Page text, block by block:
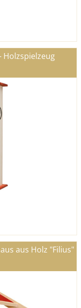
Holzspielzeug
aus Holz "Filius"